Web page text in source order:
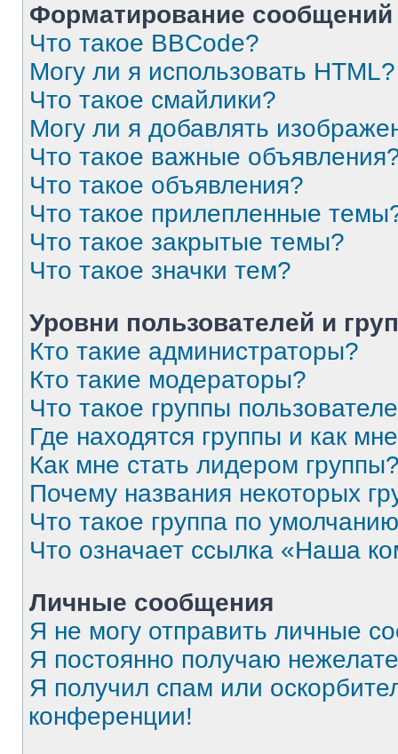
Форматирование
Что такое BBCode?
Могу ли я использовать HTML?
Что такое смайлики?
Могу ли я добавлять
Что такое важные
Что такое объявления?
Что такое прилепленные
Что такое закрытые темы?
Что такое значки тем?
Уровни пользователей и
Кто такие администраторы?
Кто такие модераторы?
Что такое группы
Где находятся группы и как
Как мне стать лидером
Почему названия некоторых
Что такое группа по
Что означает ссылка «Наша
Личные сообщения
Я не могу отправить личные
Я постоянно получаю
Я получил спам или
конференции!